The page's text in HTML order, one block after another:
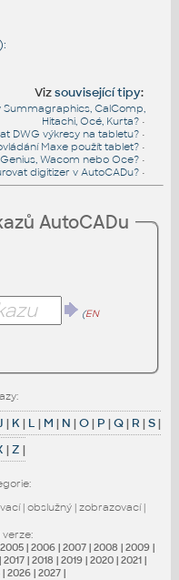
Vizsouvisející tipy:
Summagraphics, CalComp,
Hitachi, Océ, Kurta? •
DWG výkresy na tabletu? •
Maxe použít tablet? •
Wacom nebo Oce? •
digitizer v AutoCADu? •
AutoCADu
(EN
| K| L | M | N |O| P |Q| R |S|
|Z |
| obslužný| zobrazovací|
verze:
2005 | 2006 | 2007 | 2008 | 2009 |
| 2017 | 2018 | 2019 | 2020 | 2021 |
| 2026 | 2027 |